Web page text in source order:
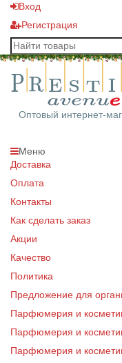
Вход
Регистрация
Оптовый интернет-
Меню
Доставка
Оплата
Контакты
Как сделать заказ
Акции
Качество
Политика
Предложение для
Парфюмерия и
Парфюмерия и
Парфюмерия и